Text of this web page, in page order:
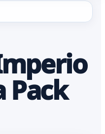
Pack